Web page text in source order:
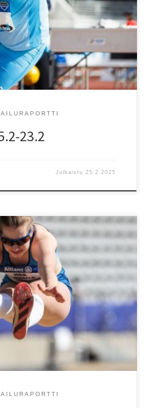
02) VantSa 12,35 PB. 22.2.-23.2.
m Välierät (22.2.) 1. erä 4)
2. erä 6) Zaid Lafine (-02) EspTa
23.2
Julkaistu 25.2.2025
Kansalliset kilpailut: M 60 m
7,23, 4) Lassi Kaukonen (-01)
(-06) EspTa 7,01. Alkuerät 1.
PB; 2. erä 2) Lassi Kaukonen (-01)